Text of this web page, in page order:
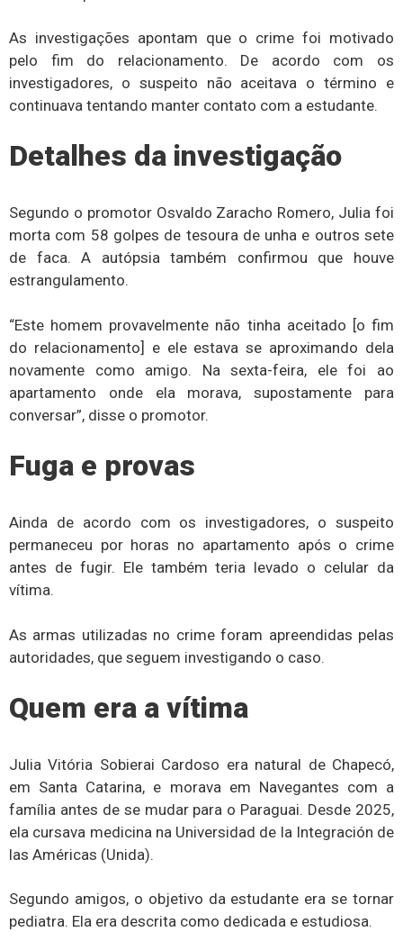
As investigações apontam que o crime foi motivado
pelo fim do relacionamento. De acordo com os
investigadores, o suspeito não aceitava o término e
continuava tentando manter contato com a estudante.
Detalhes da investigação
Segundo o promotor Osvaldo Zaracho Romero, Julia foi
morta com 58 golpes de tesoura de unha e outros sete
de faca. A autópsia também confirmou que houve
estrangulamento.
“Este homem provavelmente não tinha aceitado [o fim
do relacionamento] e ele estava se aproximando dela
novamente como amigo. Na sexta-feira, ele foi ao
apartamento onde ela morava, supostamente para
conversar”, disse o promotor.
Fuga e provas
Ainda de acordo com os investigadores, o suspeito
permaneceu por horas no apartamento após o crime
antes de fugir. Ele também teria levado o celular da
vítima.
As armas utilizadas no crime foram apreendidas pelas
autoridades, que seguem investigando o caso.
Quem era a vítima
Julia Vitória Sobierai Cardoso era natural de Chapecó,
em Santa Catarina, e morava em Navegantes com a
família antes de se mudar para o Paraguai. Desde 2025,
ela cursava medicina na Universidad de la Integración de
las Américas (Unida).
Segundo amigos, o objetivo da estudante era se tornar
pediatra. Ela era descrita como dedicada e estudiosa.